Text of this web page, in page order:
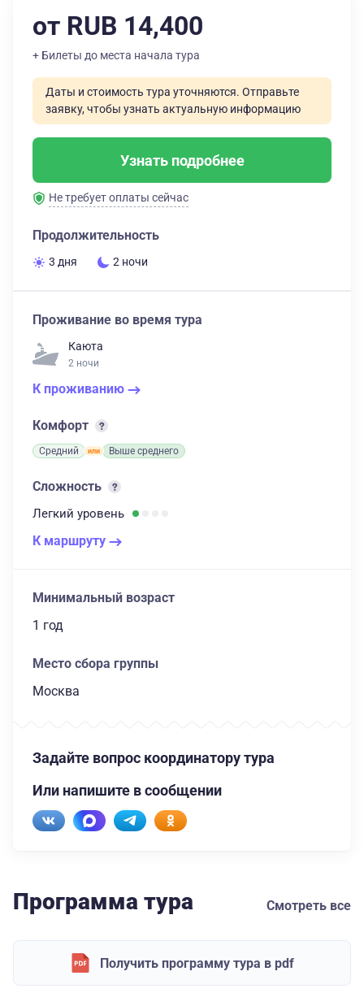
от RUB 14,400
+ Билеты до места начала тура
Даты и стоимость тура уточняются. Отправьте
заявку, чтобы узнать актуальную информацию
Узнать подробнее
Не требует оплаты сейчас
Продолжительность
3 дня 2 ночи
Проживание во время тура
Каюта
2 ночи
К проживанию
Комфорт
Средний Выше среднего
Сложность
Легкий уровень
К маршруту
Минимальный возраст
1 год
Место сбора группы
Москва
Задайте вопрос координатору тура
Или напишите в сообщении
Программа тура Смотреть все
Получить программу тура в pdf